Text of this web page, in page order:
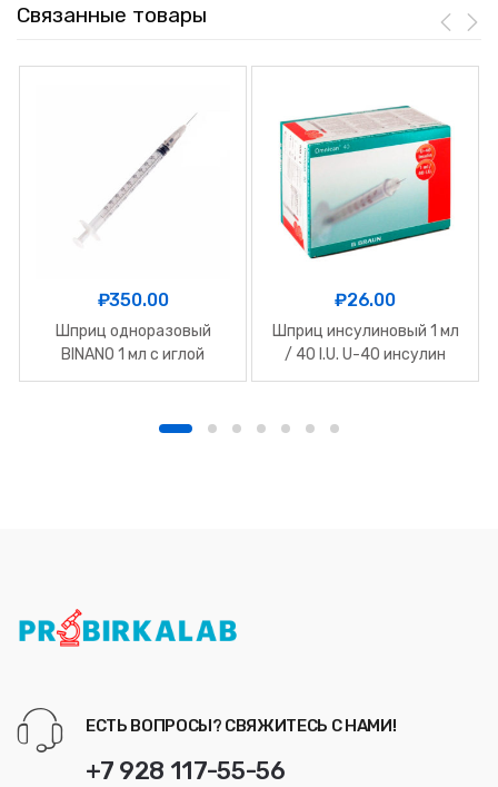
Связанные товары
₽350.00
Шприц одноразовый
BINANO 1 мл с иглой
0,4×12 мм (27Gx 1/2) LUER
₽26.00
Шприц инсулиновый 1 мл
/ 40 I.U. U-40 инсулин
OMNICAN 40
ЕСТЬ ВОПРОСЫ? СВЯЖИТЕСЬ С НАМИ!
+7 928 117-55-56